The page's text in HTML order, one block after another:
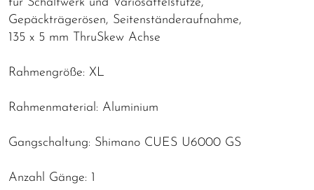
Gepäckträgerösen, Seitenständeraufnahme,
135 x 5 mm ThruSkew Achse
Rahmengröße: XL
Rahmenmaterial: Aluminium
Gangschaltung: Shimano CUES U6000 GS
Anzahl Gänge: 1